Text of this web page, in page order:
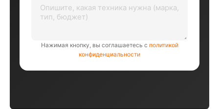
Нажимая кнопку, вы соглашаетесь с политикой
конфиденциальности